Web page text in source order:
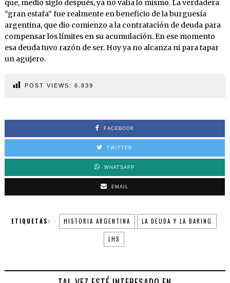
que, medio siglo después, ya no valía lo mismo. La verdadera
“gran estafa” fue realmente en beneficio de la burguesía
argentina, que dio comienzo a la contratación de deuda para
compensar los límites en su acumulación. En ese momento
esa deuda tuvo razón de ser. Hoy ya no alcanza ni para tapar
un agujero.
POST VIEWS: 6.839
FACEBOOK
TWITTER
WHATSAPP
EMAIL
ETIQUETAS: HISTORIA ARGENTINA LA DEUDA Y LA BARING
LHS